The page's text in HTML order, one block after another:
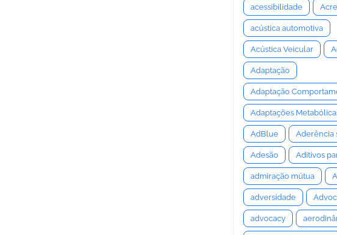
acessibilidade
acústica automotiva
Acústica Veicular
Adaptação
Adaptação
Adaptações
AdBlue Aderência
Adesão Aditivos
admiração mútua
adversidade
advocacy